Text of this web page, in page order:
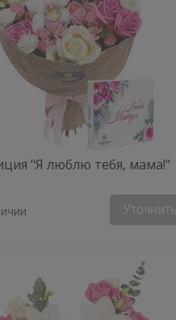
"Я люблю тебя, мама!"
Уточнить